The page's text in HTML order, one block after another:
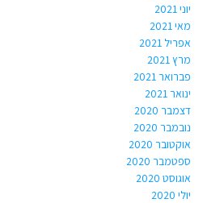
יוני 2021
מאי 2021
אפריל 2021
מרץ 2021
פברואר 2021
ינואר 2021
דצמבר 2020
נובמבר 2020
אוקטובר 2020
ספטמבר 2020
אוגוסט 2020
יולי 2020